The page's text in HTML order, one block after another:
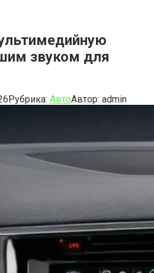
звуком для
Рубрика: АвтоАвтор: admin